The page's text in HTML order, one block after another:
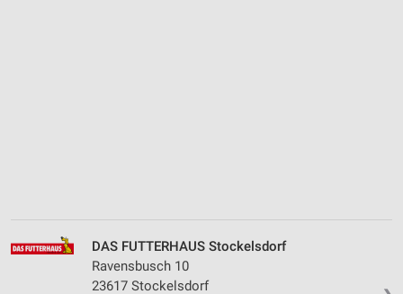
DAS FUTTERHAUS Stockelsdorf
Ravensbusch 10
23617 Stockelsdorf